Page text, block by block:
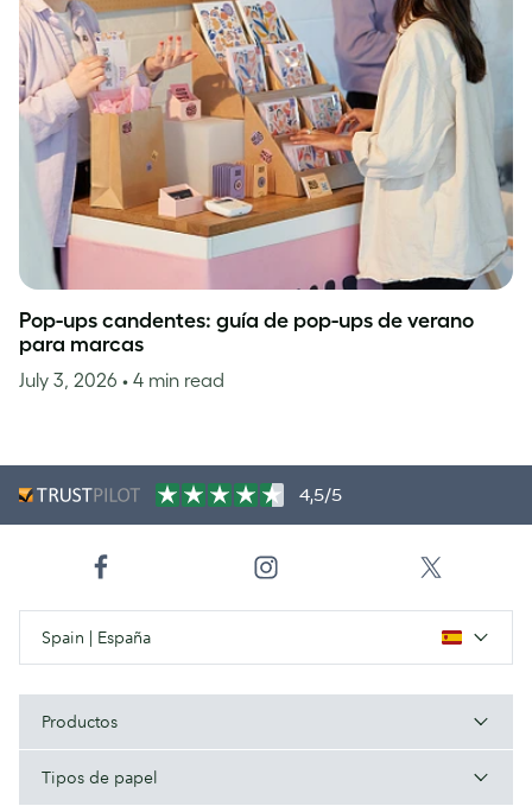
Pop-ups candentes: guía de pop-ups de verano
para marcas
July 3, 2026 • 4 min read
4,5/5
Spain | España
Productos
Tipos de papel